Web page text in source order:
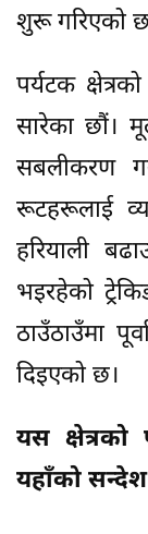
शुरू गरिएको
पर्यटक
सारेका छौं।
सबलीकरण
रूटहरूलाई
हरियाली
भइरहेको
ठाउँठाउँमा
दिइएको छ।
यस क्षेत्रको
यहाँको